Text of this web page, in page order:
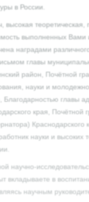
в России.
высокая теоретическая,
выполненных Вами
наградами
главы
район, Почётной
науки и
Благодарностью главы
края, Почётной
Краснодарского
науки и высоких
научно-
вкладываете в
научным